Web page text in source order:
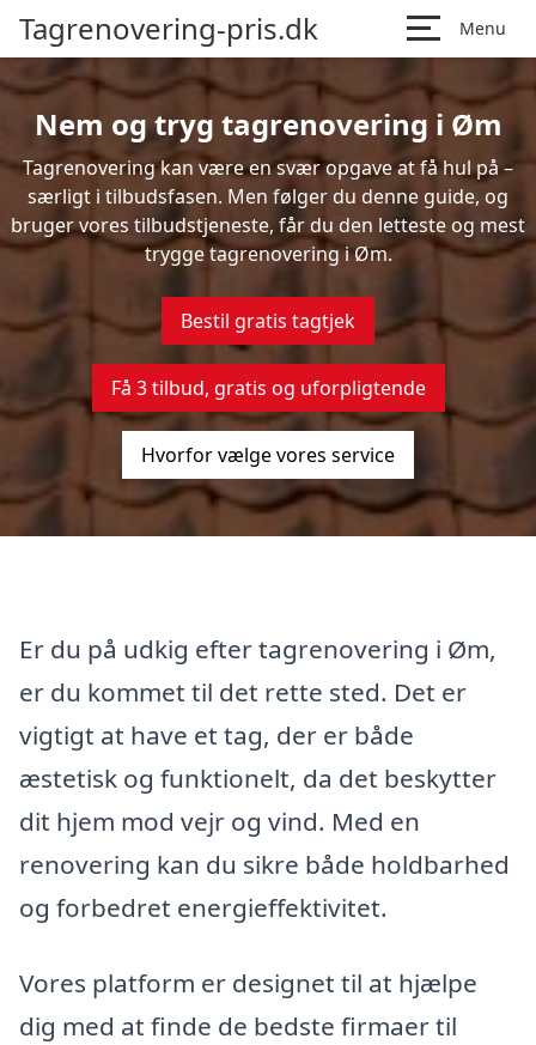
Tagrenovering-pris.dk Menu
Nem og tryg tagrenovering i Øm
Tagrenovering kan være en svær opgave at få hul på –
særligt i tilbudsfasen. Men følger du denne guide, og
bruger vores tilbudstjeneste, får du den letteste og mest
trygge tagrenovering i Øm.
Bestil gratis tagtjek
Få 3 tilbud, gratis og uforpligtende
Hvorfor vælge vores service
Er du på udkig efter tagrenovering i Øm,
er du kommet til det rette sted. Det er
vigtigt at have et tag, der er både
æstetisk og funktionelt, da det beskytter
dit hjem mod vejr og vind. Med en
renovering kan du sikre både holdbarhed
og forbedret energieffektivitet.
Vores platform er designet til at hjælpe
dig med at finde de bedste firmaer til